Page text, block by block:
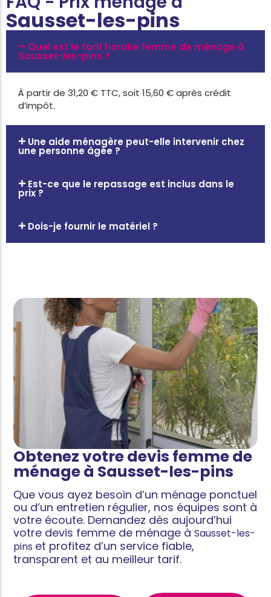
Sausset-les-pins
Quel est le tarif horaire femme de ménage à
Sausset-les-pins ?
À partir de 31,20 € TTC, soit 15,60 € après crédit
d’impôt.
Une aide ménagère peut-elle intervenir chez
une personne âgée ?
Est-ce que le repassage est inclus dans le
prix ?
Dois-je fournir le matériel ?
Obtenez votre devis femme de
ménage à Sausset-les-pins
Que vous ayez besoin d’un ménage ponctuel
ou d’un entretien régulier, nos équipes sont à
votre écoute. Demandez dès aujourd’hui
votre devis femme de ménage àSausset-les-
pins et profitez d’un service fiable,
transparent et au meilleur tarif.